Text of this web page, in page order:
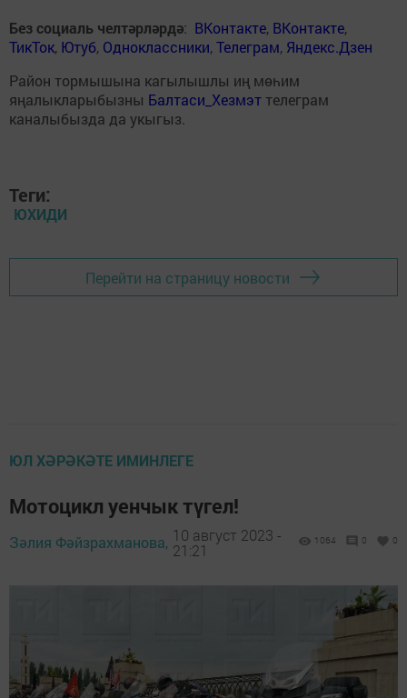
Без социаль челтәрләрдә: ВКонтакте, ВКонтакте,
ТикТок, Ютуб, Одноклассники,Телеграм, Яндекс.Дзен
Район тормышына кагылышлы иң мөһим
яңалыкларыбызны Балтаси_Хезмэт телеграм
каналыбызда да укыгыз.
Теги:
ЮХИДИ
Перейти на страницу новости
ЮЛ ХӘРӘКӘТЕ ИМИНЛЕГЕ
Мотоцикл уенчык түгел!
Зәлия Фәйзрахманова, 10 август 2023 -
21:21
1064 0 0